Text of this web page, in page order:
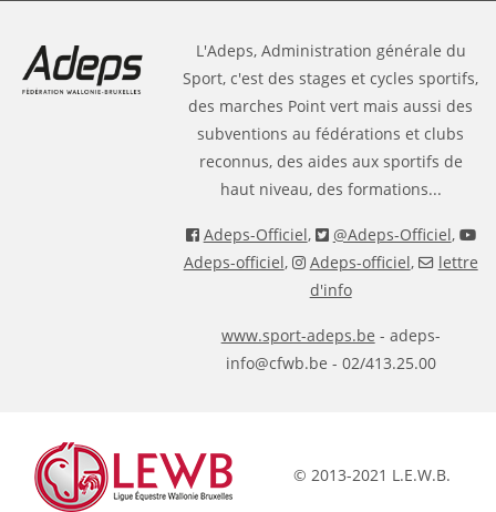
L'Adeps, Administration générale du
Sport, c'est des stages et cycles sportifs,
des marches Point vert mais aussi des
subventions au fédérations et clubs
reconnus, des aides aux sportifs de
haut niveau, des formations...
Adeps-Officiel, @Adeps-Officiel,
Adeps-officiel, Adeps-officiel,
lettre
d'info
www.sport-adeps.be - adeps-
info@cfwb.be - 02/413.25.00
© 2013-2021 L.E.W.B.